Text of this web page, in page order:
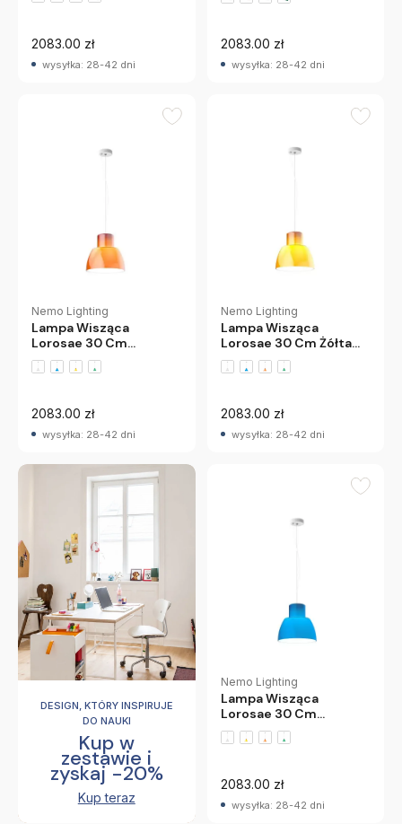
2083.00 zł
wysyłka: 28-42 dni
2083.00 zł
wysyłka: 28-42 dni
Nemo Lighting
Lampa Wisząca
Lorosae 30 Cm
Pomarańczowa Nemo
2083.00 zł
wysyłka: 28-42 dni
Nemo Lighting
Lampa Wisząca
Lorosae 30 Cm Żółta
Nemo
2083.00 zł
wysyłka: 28-42 dni
DESIGN, KTÓRY INSPIRUJE
DO NAUKI
Kup w
zestawie i
zyskaj -20%
Kup teraz
Nemo Lighting
Lampa Wisząca
Lorosae 30 Cm
Niebieska Nemo
2083.00 zł
wysyłka: 28-42 dni